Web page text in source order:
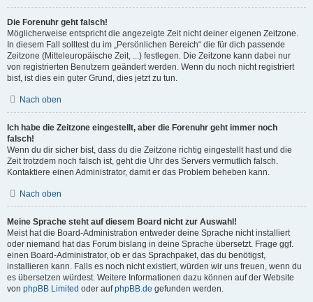
Die Forenuhr geht falsch!
Möglicherweise entspricht die angezeigte Zeit nicht deiner eigenen Zeitzone.
In diesem Fall solltest du im „Persönlichen Bereich“ die für dich passende
Zeitzone (Mitteleuropäische Zeit, ...) festlegen. Die Zeitzone kann dabei nur
von registrierten Benutzern geändert werden. Wenn du noch nicht registriert
bist, ist dies ein guter Grund, dies jetzt zu tun.
Nach oben
Ich habe die Zeitzone eingestellt, aber die Forenuhr geht immer noch
falsch!
Wenn du dir sicher bist, dass du die Zeitzone richtig eingestellt hast und die
Zeit trotzdem noch falsch ist, geht die Uhr des Servers vermutlich falsch.
Kontaktiere einen Administrator, damit er das Problem beheben kann.
Nach oben
Meine Sprache steht auf diesem Board nicht zur Auswahl!
Meist hat die Board-Administration entweder deine Sprache nicht installiert
oder niemand hat das Forum bislang in deine Sprache übersetzt. Frage ggf.
einen Board-Administrator, ob er das Sprachpaket, das du benötigst,
installieren kann. Falls es noch nicht existiert, würden wir uns freuen, wenn du
es übersetzen würdest. Weitere Informationen dazu können auf der Website
von phpBB Limited oder aufphpBB.de gefunden werden.